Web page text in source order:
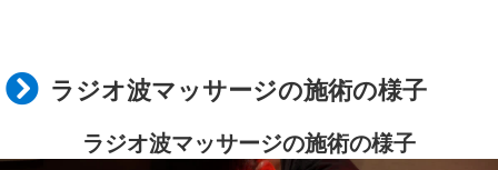
ラジオ波マッサージの施術の様子
ラジオ波マッサージの施術の様子